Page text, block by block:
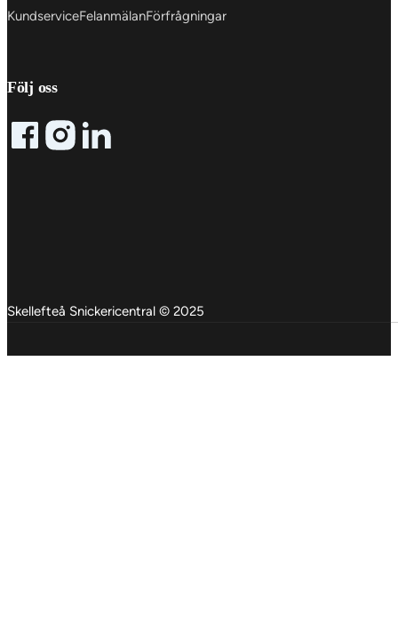
KundserviceFelanmälanFörfrågningar
Följ oss
Follow me on Facebook
Follow me on X
Skellefteå Snickericentral © 2025